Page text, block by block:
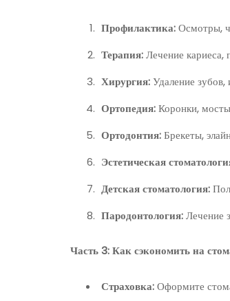
Профилактика:Осмотры,
Терапия:Лечение кариеса,
Хирургия:Удаление зубов,
Ортопедия:Коронки,
Ортодонтия:Брекеты,
Эстетическая
Детская стоматология:
Пародонтология:Лечение
Часть 3: Как сэкономить на
Страховка:Оформите